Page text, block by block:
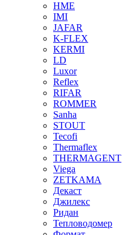
HME
IMI
JAFAR
K-FLEX
KERMI
LD
Luxor
Reflex
RIFAR
ROMMER
Sanha
STOUT
Tecofi
Thermaflex
THERMAGENT
Viega
ZETKAMA
Декаст
Джилекс
Ридан
Тепловодомер